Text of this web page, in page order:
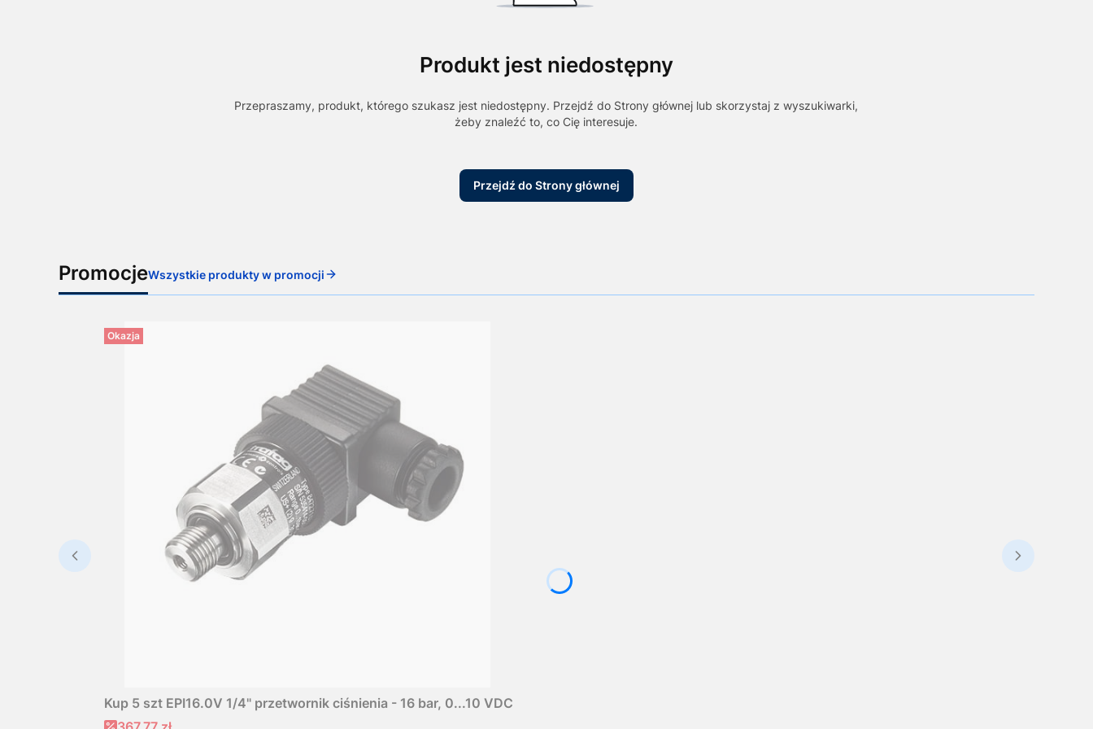
Produkt jest niedostępny
Przepraszamy, produkt, którego szukasz jest niedostępny. Przejdź do Strony głównej lub skorzystaj z wyszukiwarki,
żeby znaleźć to, co Cię interesuje.
Przejdź do Strony głównej
PromocjeWszystkie produkty w promocji
Okazja
Kup 5 szt EPI16.0V 1/4" przetwornik ciśnienia - 16 bar, 0...10 VDC